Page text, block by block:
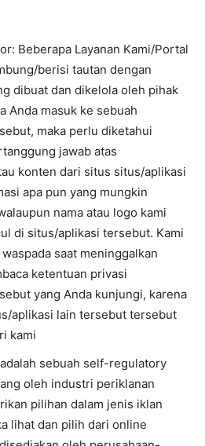
Beberapa Layanan Kami/Portal
berisi tautan dengan
dibuat dan dikelola oleh pihak
Anda masuk ke sebuah
maka perlu diketahui
jawab atas
konten dari situs situs/aplikasi
apa pun yang mungkin
nama atau logo kami
di situs/aplikasi tersebut. Kami
saat meninggalkan
ketentuan privasi
yang Anda kunjungi, karena
aplikasi lain tersebut tersebut
kami
sebuah self-regulatory
oleh industri periklanan
pilihan dalam jenis iklan
lihat dan pilih dari online